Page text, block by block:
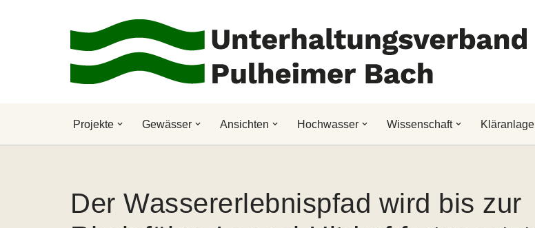
Projekte Gewässer Ansichten Hochwasser Wissenschaft Kläranlage
Der Wassererlebnispfad wird bis zur